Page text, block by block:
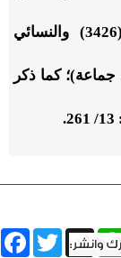
أخرجه أبو داود (5095)، والترمذي (3426) والنسائي
كما ذكر
Twitter X